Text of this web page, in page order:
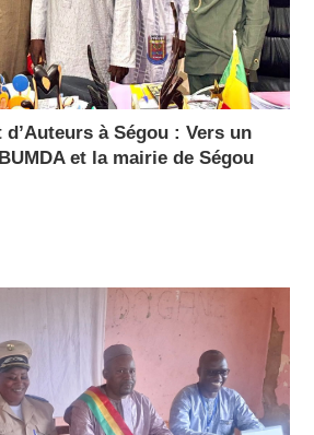
à Ségou : Vers un
et la mairie de Ségou